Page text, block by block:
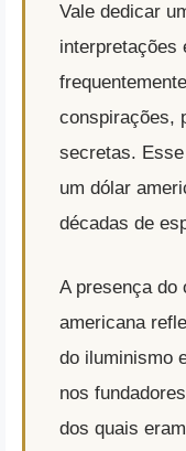
Vale dedicar
interpretações
conspirações,
secretas.
um dólar
décadas de
A presença do
americana
do iluminismo
nos
dos quais